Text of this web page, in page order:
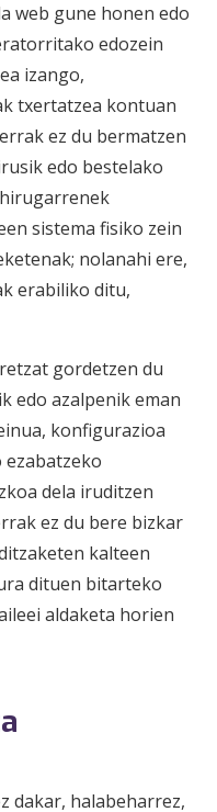
web gune honen edo
edozein
izango,
txertatzea kontuan
ez du bermatzen
edo bestelako
sistema fisiko zein
nolanahi ere,
erabiliko ditu,
gordetzen du
edo azalpenik eman
konfigurazioa
dela iruditzen
ez du bere bizkar
kalteen
dituen bitarteko
aldaketa horien
dakar, halabeharrez,